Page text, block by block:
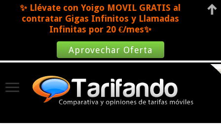
✨ Llévate con Yoigo MOVIL GRATIS al
contratar Gigas Infinitos y Llamadas
Infinitas por 20 €/mes✨
Aprovechar Oferta